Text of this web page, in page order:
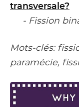
transversale?
- Fission
Mots-clés:
paramécie,